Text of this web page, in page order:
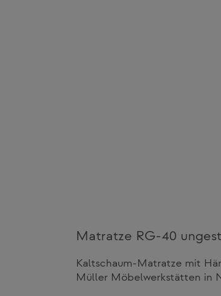
Matratze RG-40
Kaltschaum-Matratze mit
Müller Möbelwerkstätten in